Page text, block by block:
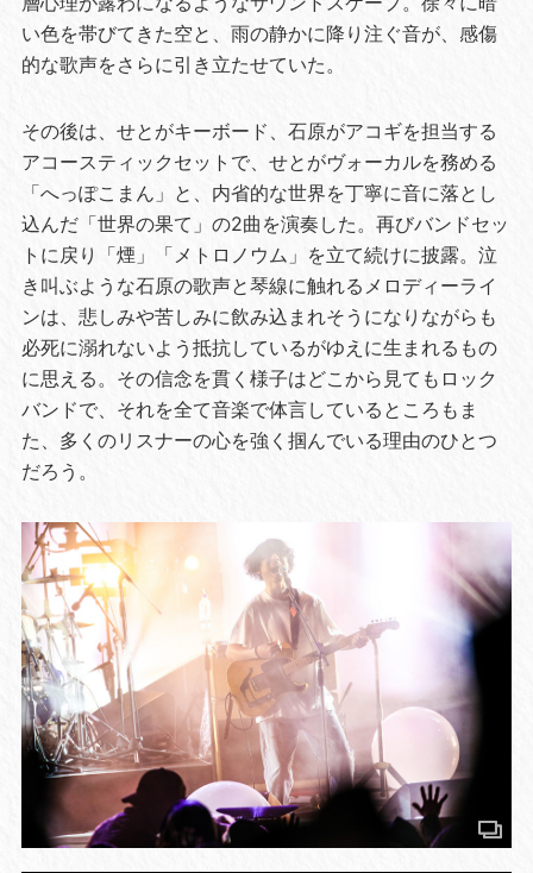
い色を帯びてきた空と、雨の静かに降り注ぐ音が、感傷
的な歌声をさらに引き立たせていた。
その後は、せとがキーボード、石原がアコギを担当する
アコースティックセットで、せとがヴォーカルを務める
「へっぽこまん」と、内省的な世界を丁寧に音に落とし
込んだ「世界の果て」の2曲を演奏した。再びバンドセッ
トに戻り「煙」「メトロノウム」を立て続けに披露。泣
き叫ぶような石原の歌声と琴線に触れるメロディーライ
ンは、悲しみや苦しみに飲み込まれそうになりながらも
必死に溺れないよう抵抗しているがゆえに生まれるもの
に思える。その信念を貫く様子はどこから見てもロック
バンドで、それを全て音楽で体言しているところもま
た、多くのリスナーの心を強く掴んでいる理由のひとつ
だろう。